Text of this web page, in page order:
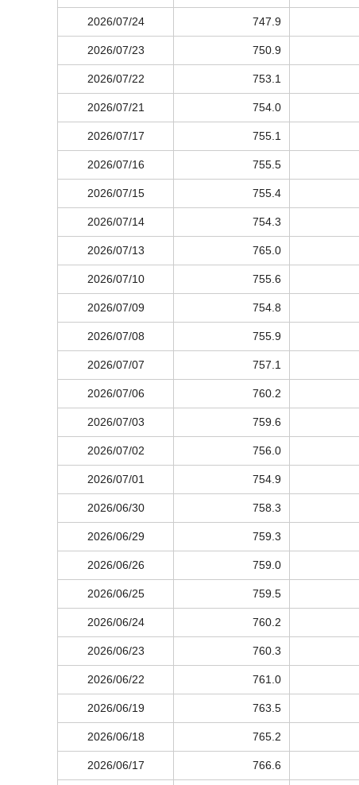
2026/07/24 747.9
2026/07/23 750.9
2026/07/22 753.1
2026/07/21 754.0
2026/07/17 755.1
2026/07/16 755.5
2026/07/15 755.4
2026/07/14 754.3
2026/07/13 765.0
2026/07/10 755.6
2026/07/09 754.8
2026/07/08 755.9
2026/07/07 757.1
2026/07/06 760.2
2026/07/03 759.6
2026/07/02 756.0
2026/07/01 754.9
2026/06/30 758.3
2026/06/29 759.3
2026/06/26 759.0
2026/06/25 759.5
2026/06/24 760.2
2026/06/23 760.3
2026/06/22 761.0
2026/06/19 763.5
2026/06/18 765.2
2026/06/17 766.6